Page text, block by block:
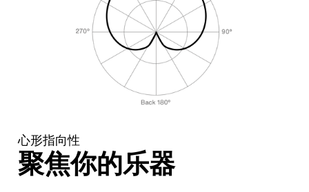
心形指向性
聚焦你的乐器